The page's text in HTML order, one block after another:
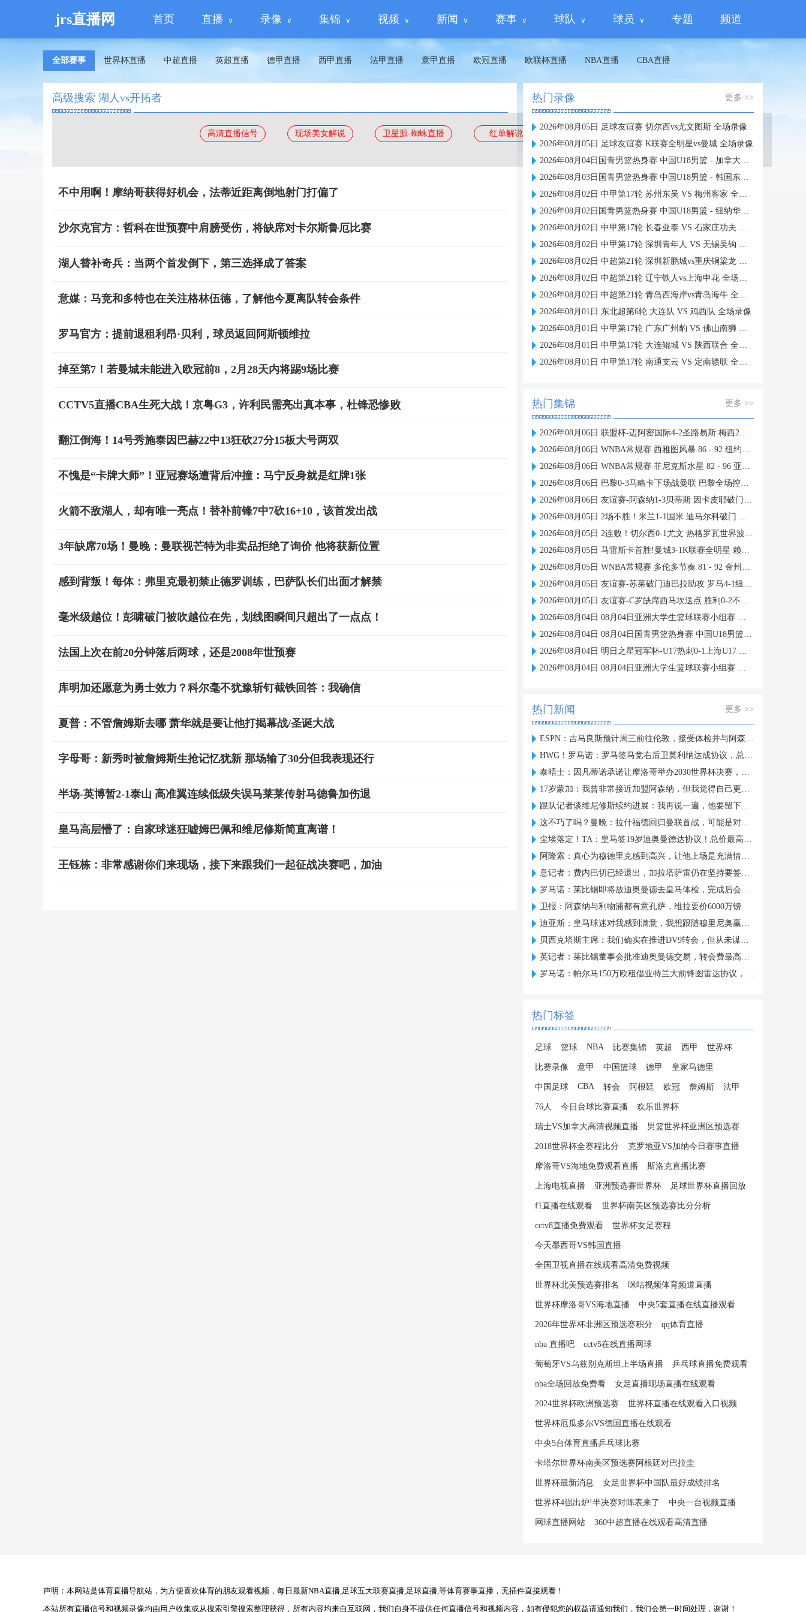
jrs直播网 首页 直播 录像 集锦 视频 新闻 赛事 球队 球员 专题 频道
全部赛事 世界杯直播 中超直播 英超直播 德甲直播 西甲直播 法甲直播 意甲直播 欧冠直播 欧联杯直播 NBA直播 CBA直播
高级搜索 湖人vs开拓者
高清直播信号 现场美女解说 卫星源-蜘蛛直播 红单解说 蜘蛛直播
不中用啊！摩纳哥获得好机会，法蒂近距离倒地射门打偏了
沙尔克官方：哲科在世预赛中肩膀受伤，将缺席对卡尔斯鲁厄比赛
湖人替补奇兵：当两个首发倒下，第三选择成了答案
意媒：马竞和多特也在关注格林伍德，了解他今夏离队转会条件
罗马官方：提前退租利昂·贝利，球员返回阿斯顿维拉
掉至第7！若曼城未能进入欧冠前8，2月28天内将踢9场比赛
CCTV5直播CBA生死大战！京粤G3，许利民需亮出真本事，杜锋恐惨败
翻江倒海！14号秀施泰因巴赫22中13狂砍27分15板大号两双
不愧是“卡牌大师”！亚冠赛场遭背后冲撞：马宁反身就是红牌1张
火箭不敌湖人，却有唯一亮点！替补前锋7中7砍16+10，该首发出战
3年缺席70场！曼晚：曼联视芒特为非卖品拒绝了询价 他将获新位置
感到背叛！每体：弗里克最初禁止德罗训练，巴萨队长们出面才解禁
毫米级越位！彭啸破门被吹越位在先，划线图瞬间只超出了一点点！
法国上次在前20分钟落后两球，还是2008年世预赛
库明加还愿意为勇士效力？科尔毫不犹豫斩钉截铁回答：我确信
夏普：不管詹姆斯去哪 萧华就是要让他打揭幕战/圣诞大战
字母哥：新秀时被詹姆斯生抢记忆犹新 那场输了30分但我表现还行
半场-英博暂2-1泰山 高准翼连续低级失误马莱莱传射马德鲁加伤退
皇马高层懵了：自家球迷狂嘘姆巴佩和维尼修斯简直离谱！
王钰栋：非常感谢你们来现场，接下来跟我们一起征战决赛吧，加油
热门录像 更多 >>
2026年08月05日 足球友谊赛 切尔西vs尤文图斯 全场录像
2026年08月05日 足球友谊赛 K联赛全明星vs曼城 全场录像
2026年08月04日国青男篮热身赛 中国U18男篮 - 加拿大大卫·安篮球学院 全场录像
2026年08月03日国青男篮热身赛 中国U18男篮 - 韩国东国大学 全场录像
2026年08月02日 中甲第17轮 苏州东吴 VS 梅州客家 全场录像
2026年08月02日国青男篮热身赛 中国U18男篮 - 纽纳华丁闪电队 全场录像
2026年08月02日 中甲第17轮 长春亚泰 VS 石家庄功夫 全场录像
2026年08月02日 中甲第17轮 深圳青年人 VS 无锡吴钩 全场录像
2026年08月02日 中超第21轮 深圳新鹏城vs重庆铜梁龙 全场录像
2026年08月02日 中超第21轮 辽宁铁人vs上海申花 全场录像
2026年08月02日 中超第21轮 青岛西海岸vs青岛海牛 全场录像
2026年08月01日 东北超第6轮 大连队 VS 鸡西队 全场录像
2026年08月01日 中甲第17轮 广东广州豹 VS 佛山南狮 全场录像
2026年08月01日 中甲第17轮 大连鲲城 VS 陕西联合 全场录像
2026年08月01日 中甲第17轮 南通支云 VS 定南赣联 全场录像
热门集锦 更多 >>
2026年08月06日 联盟杯-迈阿密国际4-2圣路易斯 梅西2射1传 阿伦助攻戴帽
2026年08月06日 WNBA常规赛 西雅图风暴 86 - 92 纽约自由人 全场集锦
2026年08月06日 WNBA常规赛 菲尼克斯水星 82 - 96 亚特兰大梦想 全场集锦
2026年08月06日 巴黎0-3马略卡下场战曼联 巴黎全场控球近6成+8射3正未果
2026年08月06日 友谊赛-阿森纳1-3贝蒂斯 因卡皮耶破门难救主 福纳尔斯1射2传
2026年08月05日 2场不胜！米兰1-1国米 迪马尔科破门 恩昆库造点+点射拉莫斯登场
2026年08月05日 2连败！切尔西0-1尤文 热格罗瓦世界波制胜穆德里克时隔614天复出
2026年08月05日 马雷斯卡首胜!曼城3-1K联赛全明星 赖因德斯努里破门塞梅尼奥助攻
2026年08月05日 WNBA常规赛 多伦多节奏 81 - 92 金州女武神 全场集锦
2026年08月05日 友谊赛-苏莱破门迪巴拉助攻 罗马4-1纽波特郡
2026年08月05日 友谊赛-C罗缺席西马坎送点 胜利0-2不敌阿尔梅里亚
2026年08月04日 08月04日亚洲大学生篮球联赛小组赛 延世大学 82 - 83 北京大学 集锦
2026年08月04日 08月04日国青男篮热身赛 中国U18男篮 94 - 85 加拿大大卫·安篮球学院 集锦
2026年08月04日 明日之星冠军杯-U17热刺0-1上海U17 李文博制胜球
2026年08月04日 08月04日亚洲大学生篮球联赛小组赛 早稻田大学 71 - 86 清华大学 集锦
热门新闻 更多 >>
ESPN：吉马良斯预计周三前往伦敦，接受体检并与阿森纳签约
HWG！罗马诺：罗马签马竞右后卫莫利纳达成协议，总价1800万欧
泰晤士：因凡蒂诺承诺让摩洛哥举办2030世界杯决赛，以换取支持
17岁蒙加：我曾非常接近加盟阿森纳，但我觉得自己更适合曼城
跟队记者谈维尼修斯续约进展：我再说一遍，他要留下来！！！
这不巧了吗？曼晚：拉什福德回归曼联首战，可能是对阿莫林的米兰
尘埃落定！TA：皇马签19岁迪奥曼德达协议！总价最高可达1.4亿欧
阿隆索：真心为穆德里克感到高兴，让他上场是充满情感考量的决定
意记者：费内巴切已经退出，加拉塔萨雷仍在坚持要签下莱奥
罗马诺：莱比锡即将放迪奥曼德去皇马体检，完成后会正式签约
卫报：阿森纳与利物浦都有意孔萨，维拉要价6000万镑
迪亚斯：皇马球迷对我感到满意，我想跟随穆里尼奥赢得冠军
贝西克塔斯主席：我们确实在推进DV9转会，但从未谋求签下萨拉赫
英记者：莱比锡董事会批准迪奥曼德交易，转会费最高可达1.4亿欧
罗马诺：帕尔马150万欧租借亚特兰大前锋图雷达协议，24h内体检
热门标签
足球 篮球 NBA 比赛集锦 英超 西甲 世界杯
比赛录像 意甲 中国篮球 德甲 皇家马德里
中国足球 CBA 转会 阿根廷 欧冠 詹姆斯 法甲
76人 今日台球比赛直播 欢乐世界杯
瑞士VS加拿大高清视频直播 男篮世界杯亚洲区预选赛
2018世界杯全赛程比分 克罗地亚VS加纳今日赛事直播
摩洛哥VS海地免费观看直播 斯洛克直播比赛
上海电视直播 亚洲预选赛世界杯 足球世界杯直播回放
f1直播在线观看 世界杯南美区预选赛比分分析
cctv8直播免费观看 世界杯女足赛程
今天墨西哥VS韩国直播
全国卫视直播在线观看高清免费视频
世界杯北美预选赛排名 咪咕视频体育频道直播
世界杯摩洛哥VS海地直播 中央5套直播在线直播观看
2026年世界杯非洲区预选赛积分 qq体育直播
nba 直播吧 cctv5在线直播网球
葡萄牙VS乌兹别克斯坦上半场直播 乒乓球直播免费观看
nba全场回放免费看 女足直播现场直播在线观看
2024世界杯欧洲预选赛 世界杯直播在线观看入口视频
世界杯厄瓜多尔VS德国直播在线观看
中央5台体育直播乒乓球比赛
卡塔尔世界杯南美区预选赛阿根廷对巴拉圭
世界杯最新消息 女足世界杯中国队最好成绩排名
世界杯4强出炉!半决赛对阵表来了 中央一台视频直播
网球直播网站 360中超直播在线观看高清直播
声明：本网站是体育直播导航站，为方便喜欢体育的朋友观看视频，每日最新NBA直播,足球五大联赛直播,足球直播,等体育赛事直播，无插件直接观看！
本站所有直播信号和视频录像均由用户收集或从搜索引擎搜索整理获得，所有内容均来自互联网，我们自身不提供任何直播信号和视频内容，如有侵犯您的权益请通知我们，我们会第一时间处理，谢谢！